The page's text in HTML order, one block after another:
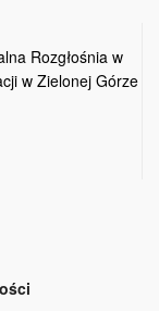
Rozgłośnia w
w Zielonej Górze